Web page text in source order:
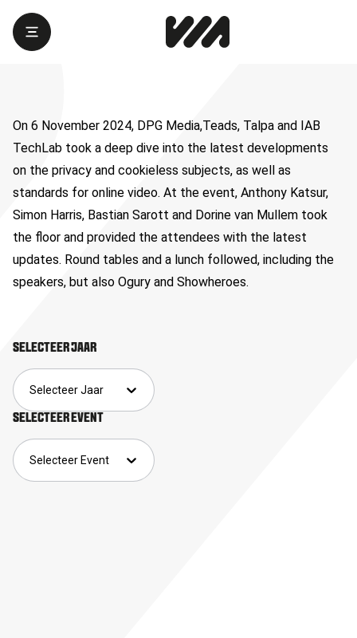
On 6 November 2024, DPG Media,Teads, Talpa and IAB
TechLab took a deep dive into the latest developments
on the privacy and cookieless subjects, as well as
standards for online video. At the event, Anthony Katsur,
Simon Harris, Bastian Sarott and Dorine van Mullem took
the floor and provided the attendees with the latest
updates. Round tables and a lunch followed, including the
speakers, but also Ogury and Showheroes.
SELECTEER JAAR
Selecteer Jaar
SELECTEER EVENT
Selecteer Event